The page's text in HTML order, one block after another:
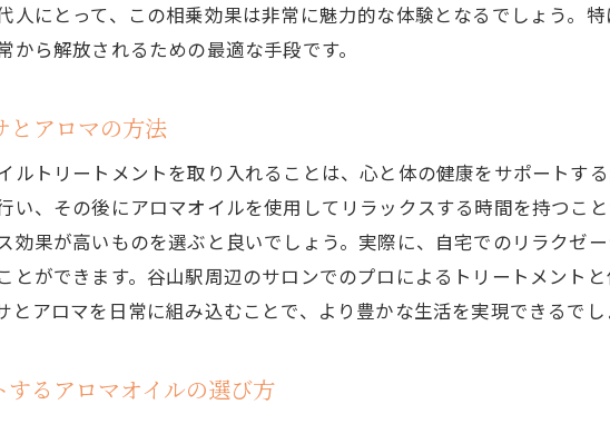
人にとって、この相乗効果は非常に魅力的な体験となるでしょう。
から解放されるための最適な手段です。
とアロマの方法
ルトリートメントを取り入れることは、心と体の健康をサポートす
い、その後にアロマオイルを使用してリラックスする時間を持つこ
効果が高いものを選ぶと良いでしょう。実際に、自宅でのリラクゼ
とができます。谷山駅周辺のサロンでのプロによるトリートメント
とアロマを日常に組み込むことで、より豊かな生活を実現できるでし
するアロマオイルの選び方